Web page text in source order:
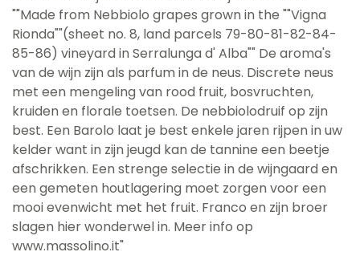
""Made from Nebbiolo grapes grown in the ""Vigna
Rionda""(sheet no. 8, land parcels 79-80-81-82-84-
85-86) vineyard in Serralunga d' Alba"" De aroma's
van de wijn zijn als parfum in de neus. Discrete neus
met een mengeling van rood fruit, bosvruchten,
kruiden en florale toetsen. De nebbiolodruif op zijn
best. Een Barolo laat je best enkele jaren rijpen in uw
kelder want in zijn jeugd kan de tannine een beetje
afschrikken. Een strenge selectie in de wijngaard en
een gemeten houtlagering moet zorgen voor een
mooi evenwicht met het fruit. Franco en zijn broer
slagen hier wonderwel in. Meer info op
www.massolino.it"